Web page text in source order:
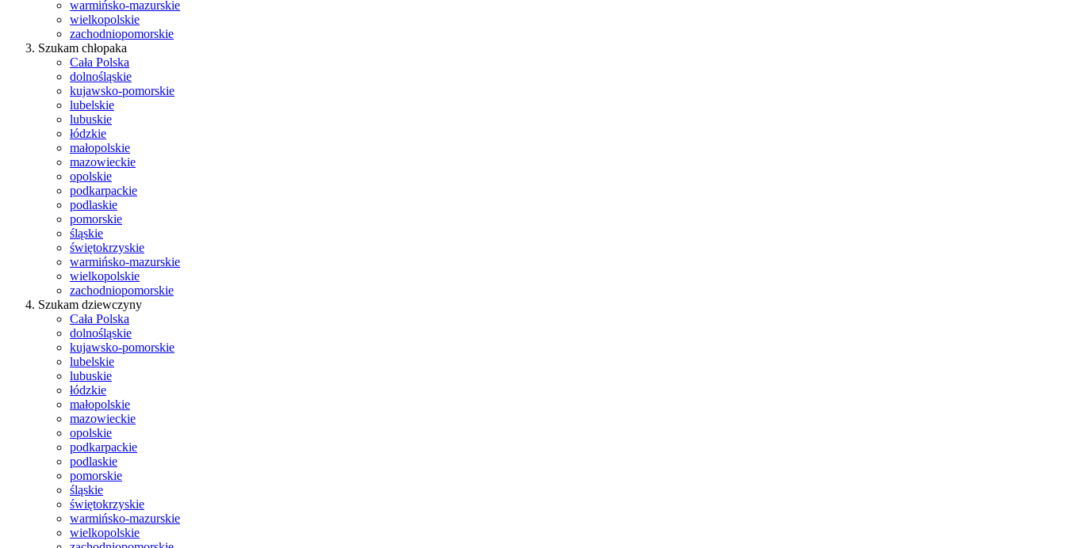
warmińsko-mazurskie
wielkopolskie
zachodniopomorskie
Szukam chłopaka
Cała Polska
dolnośląskie
kujawsko-pomorskie
lubelskie
lubuskie
łódzkie
małopolskie
mazowieckie
opolskie
podkarpackie
podlaskie
pomorskie
śląskie
świętokrzyskie
warmińsko-mazurskie
wielkopolskie
zachodniopomorskie
Szukam dziewczyny
Cała Polska
dolnośląskie
kujawsko-pomorskie
lubelskie
lubuskie
łódzkie
małopolskie
mazowieckie
opolskie
podkarpackie
podlaskie
pomorskie
śląskie
świętokrzyskie
warmińsko-mazurskie
wielkopolskie